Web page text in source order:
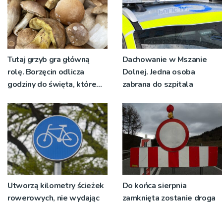
Tutaj grzyb gra główną
rolę. Borzęcin odlicza
godziny do święta, które
pokoleń
Dachowanie w Mszanie
Dolnej. Jedna osoba
zabrana do szpitala
Utworzą kilometry ścieżek
rowerowych, nie wydając
Do końca sierpnia
zamknięta zostanie droga